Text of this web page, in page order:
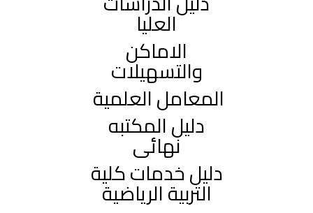
العليا
الاماكن
والتسهيلات
المعامل العلمية
دليل المكتبه
نهائى
دليل خدمات كلية
التربية الرياضية